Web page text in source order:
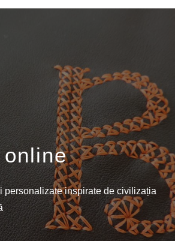
online
personalizate inspirate de civilizația